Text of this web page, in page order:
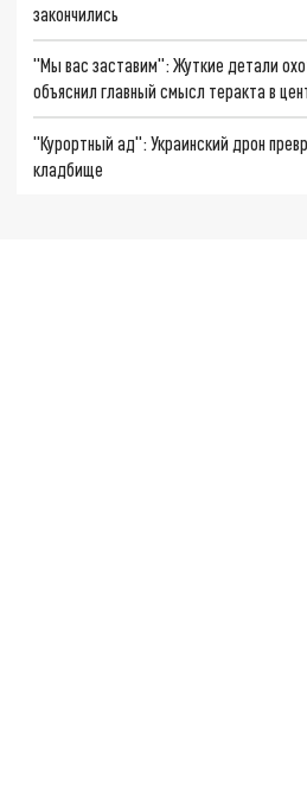
закончились
"Мы вас заставим": Жуткие детали
объяснил главный смысл теракта в
"Курортный ад": Украинский дрон
кладбище